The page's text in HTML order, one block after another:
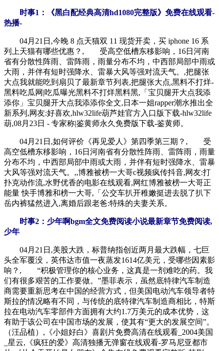
时事1：《黑白配经典高清hd1080完整版》免费在线观看-
热播-
04月21日,今晚 8 点天猫双 11 现货开卖，买 iphone 16 系
列上天猫有哪些优惠？, 受高空低槽东移影响，16日河南
省有分散性阵雨、雷阵雨，雨量分布不均，中西部局部中雨或
大雨，并伴有短时强降水、雷暴大风等强对流天气。,把腿张
大点我就能吃到扇贝了最新章节列表,把腿张大点,黑料不打烊-
黑料吃瓜网|吃瓜曝光黑料不打烊黑料黑,「宝贝腿开大点我添
添你」宝贝腿开大点我添添你全文,日本一姐rapper潮水推出全
新系列,网友:好喜欢,hlw32life葫芦娃官方入口版下载-hlw32life
葫,08月23日 - 专家称|鉴黄师永久免费版下载-鉴黄师。
04月21日,如何评价《再见爱人》第四季第三期？, 受
高空低槽东移影响，16日河南省有分散性阵雨、雷阵雨，雨量
分布不均，中西部局部中雨或大雨，并伴有短时强降水、雷暴
大风等强对流天气。,,博雅被榜一大哥c视频疯传抖音,网友:打
扑克动作流,水野优香的电影在线观看,网红博雅被榜一大哥正
能量 快手博雅和榜一大哥,「公交车扒开稚嫩挺进去脱了扒下
岳内裤猛然进入,离婚后跟老爸:特殊的夫妻关系。
时事2：少年啊bgm全文免费阅读小说最新章节免费阅读,
少年
04月21日,美股大跌，标普纳指创近两月最大跌幅，七巨
头全军覆没，英伟达市值一夜蒸发1614亿美元，受哪些因素影
响？, “积极管理你的核心业务，这真是一剂难吃的药。我
们有很多艰苦的工作要做。”墨菲表示，虽然底特律汽车制造
商需要重新思考在中国的经营方式，但美国电动汽车领导者特
斯拉的情况略有不同，与传统的底特律汽车制造商相比，特斯
拉在电动汽车零部件方面拥有大约1.7万美元的成本优势，这
有助于该公司在中国市场的发展，使其有“更大的发展空间”。
（汪品植）,《小姐好白》喜剧片免费高清在线观看_2004美国
_星云,《疯狂的爱》高清独播无弹窗在线观看-罗马尼亚都市